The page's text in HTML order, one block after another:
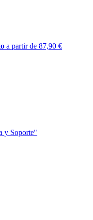
a partir de 87,90 €
y Soporte"